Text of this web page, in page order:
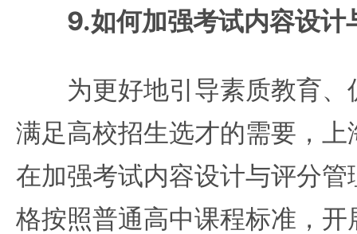
9.如何加强考试内容设计
为更好地引导素质教育、
满足高校招生选才的需要，
在加强考试内容设计与评分
格按照普通高中课程标准，